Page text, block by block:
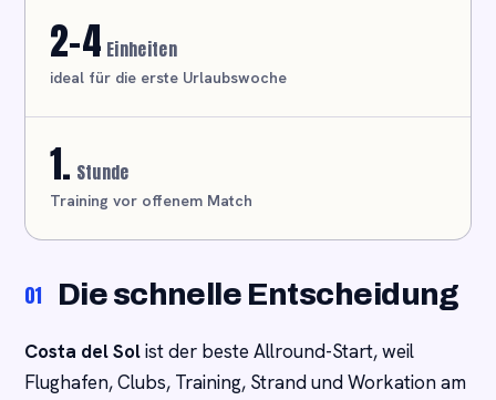
2-4 Einheiten
ideal für die erste Urlaubswoche
1. Stunde
Training vor offenem Match
01 Die schnelle Entscheidung
Costa del Solist der beste Allround-Start, weil
Flughafen, Clubs, Training, Strand und Workation am